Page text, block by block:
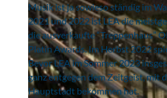
Musik ist ja sowieso ständig im
2021 und 2022 ist LEA die
die ausverkaufte “Treppenhaus”
Platin Awards. Im Herbst 2022
Bevor LEA im Sommer 2023
ganz entgegen dem Zeitgeist, mit
Hauptstadt bekommen hat.